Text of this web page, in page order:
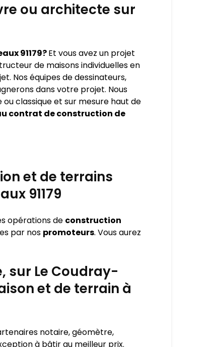
ou architecte sur
91179?Et vous avez un projet
de maisons individuelles en
Nos équipes de dessinateurs,
dans votre projet. Nous
classique et sur mesure haut de
contrat de construction de
et de terrains
91179
opérations de construction
par nos promoteurs. Vous aurez
sur Le Coudray-
et de terrain à
notaire, géomètre,
à bâtir au meilleur prix.